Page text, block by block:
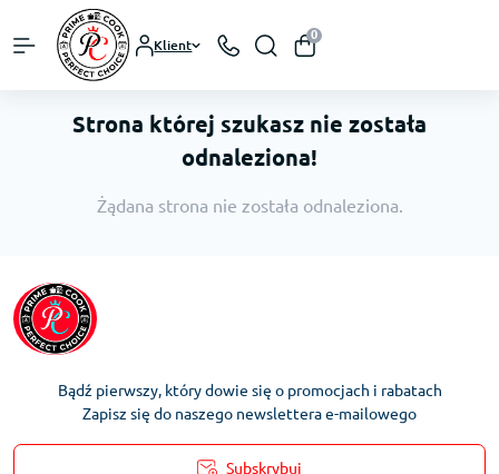
Klient
0
Strona której szukasz nie została
odnaleziona!
Żądana strona nie została odnaleziona.
Bądź pierwszy, który dowie się o promocjach i rabatach
Zapisz się do naszego newslettera e-mailowego
Subskrybuj